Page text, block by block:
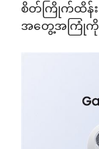
စိတ်ကြိုက်ထိန်း
အတွေ့အကြုံကို ခံ